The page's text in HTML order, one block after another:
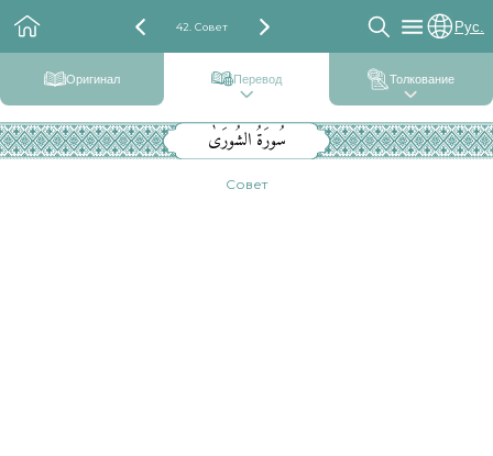
42. Совет Рус.
Оригинал Перевод Толкование
سُورَةُ الشُورَىٰ
Совет